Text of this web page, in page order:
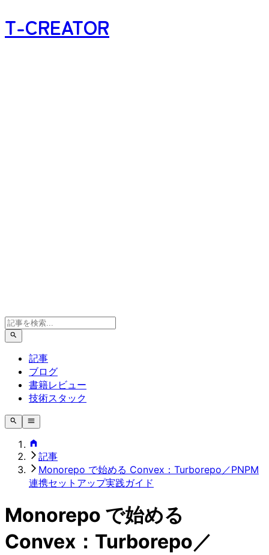
T-CREATOR
記事
ブログ
書籍レビュー
技術スタック
記事
Monorepo で始める Convex：Turborepo／PNPM
連携セットアップ実践ガイド
Monorepo で始める
Convex：Turborepo／